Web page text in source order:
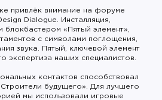
привлёк внимание на форуме
Dialogue. Инсталляция,
блокбастером «Пятый элемент»,
с символами поглощения,
звука. Пятый, ключевой элемент
экспертиза наших специалистов.
контактов способствовал
будущего». Для лучшего
мы использовали игровые